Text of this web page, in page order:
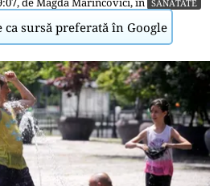
SĂNĂTATE
ca sursă preferată în Google